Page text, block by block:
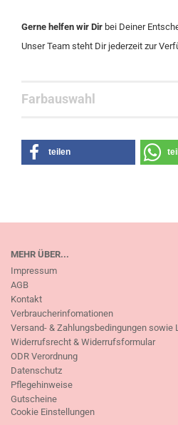
Gerne helfen wir Dir bei Deiner
Unser Team steht Dir jederzeit zur
Farbauswahl
teilen
MEHR ÜBER...
Impressum
AGB
Kontakt
Verbraucherinfomationen
Versand- & Zahlungsbedingungen sowie
Widerrufsrecht & Widerrufsformular
ODR Verordnung
Datenschutz
Pflegehinweise
Gutscheine
Cookie Einstellungen